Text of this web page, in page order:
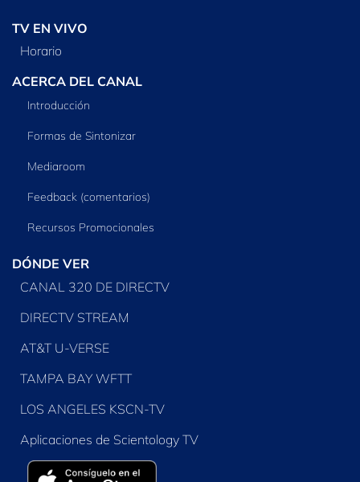
TV EN VIVO
Horario
ACERCA DEL CANAL
Introducción
Formas de Sintonizar
Mediaroom
Feedback (comentarios)
Recursos Promocionales
DÓNDE VER
CANAL 320 DE DIRECTV
DIRECTV STREAM
AT&T U-VERSE
TAMPA BAY WFTT
LOS ANGELES KSCN-TV
Aplicaciones de Scientology TV